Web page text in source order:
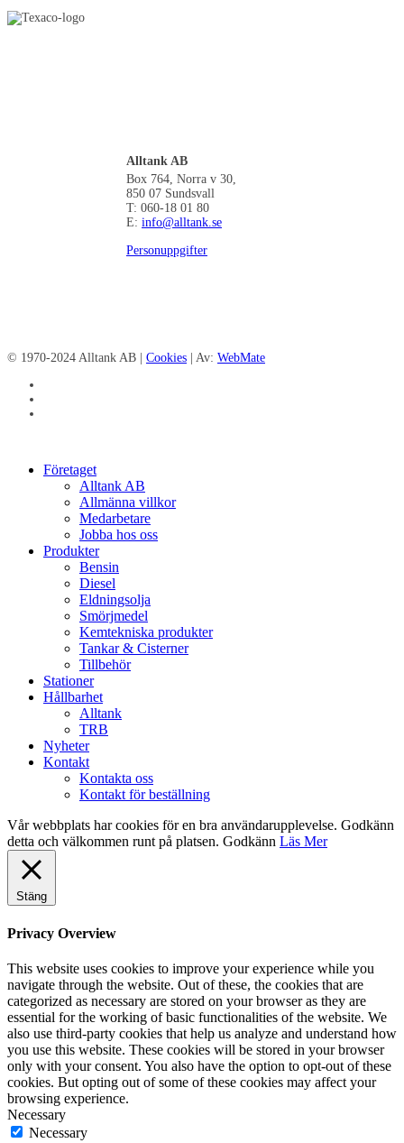
Alltank AB
Box 764, Norra v 30,
850 07 Sundsvall
T: 060-18 01 80
E: info@alltank.se
Personuppgifter
© 1970-2024 Alltank AB | Cookies | Av: WebMate
Close
Företaget
Alltank AB
Allmänna villkor
Medarbetare
Jobba hos oss
Produkter
Bensin
Diesel
Eldningsolja
Smörjmedel
Kemtekniska produkter
Tankar & Cisterner
Tillbehör
Stationer
Hållbarhet
Alltank
TRB
Nyheter
Kontakt
Kontakta oss
Kontakt för beställning
Vår webbplats har cookies för en bra användarupplevelse. Godkänn
detta och välkommen runt på platsen. Godkänn Läs Mer
Stäng
Privacy Overview
This website uses cookies to improve your experience while you
navigate through the website. Out of these, the cookies that are
categorized as necessary are stored on your browser as they are
essential for the working of basic functionalities of the website. We
also use third-party cookies that help us analyze and understand how
you use this website. These cookies will be stored in your browser
only with your consent. You also have the option to opt-out of these
cookies. But opting out of some of these cookies may affect your
browsing experience.
Necessary
Necessary